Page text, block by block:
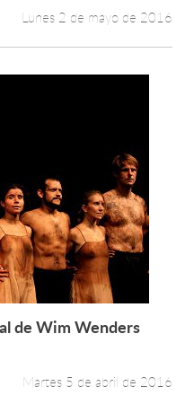
Lunes 2 de mayo de 2016
Leer más +
de Wim Wenders
Martes 5 de abril de 2016